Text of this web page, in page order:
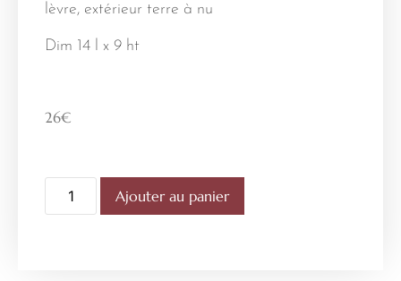
lèvre, extérieur terre à nu
Dim 14 l x 9 ht
26€
Ajouter au panier